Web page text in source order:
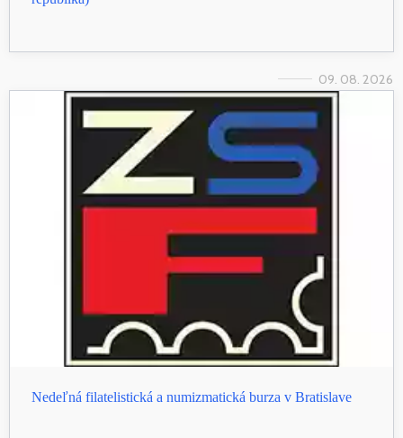
09. 08. 2026
Nedeľná filatelistická a numizmatická burza v Bratislave